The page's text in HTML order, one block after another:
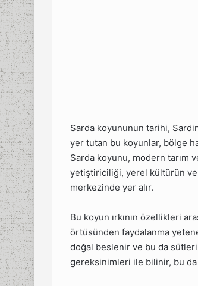
35
Sütü
Sarda koyununun tarihi,
yer tutan bu koyunlar, bölge
Sarda koyunu, modern tarım
yetiştiriciliği, yerel kültürün ve
merkezinde yer alır.
Bu koyun ırkının özellikleri
örtüsünden faydalanma
doğal beslenir ve bu da
gereksinimleri ile bilinir, bu da